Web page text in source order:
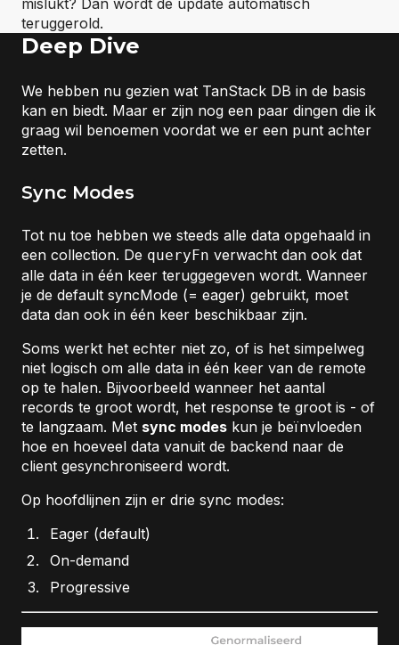
teruggerold.
Deep Dive
We hebben nu gezien wat TanStack DB in de basis
kan en biedt. Maar er zijn nog een paar dingen die ik
graag wil benoemen voordat we er een punt achter
zetten.
Sync Modes
Tot nu toe hebben we steeds alle data opgehaald in
een collection. De queryFn verwacht dan ook dat
alle data in één keer teruggegeven wordt. Wanneer
je de default syncMode (= eager) gebruikt, moet
data dan ook in één keer beschikbaar zijn.
Soms werkt het echter niet zo, of is het simpelweg
niet logisch om alle data in één keer van de remote
op te halen. Bijvoorbeeld wanneer het aantal
records te groot wordt, het response te groot is - of
te langzaam. Met sync modes kun je beïnvloeden
hoe en hoeveel data vanuit de backend naar de
client gesynchroniseerd wordt.
Op hoofdlijnen zijn er drie sync modes:
Eager (default)
On-demand
Progressive